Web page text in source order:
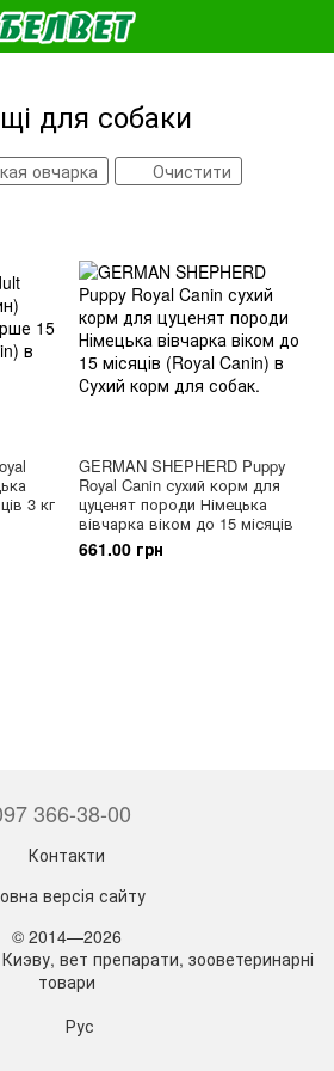
для собаки
овчарка Очистити
3 кг
GERMAN SHEPHERD Puppy
Royal Canin сухий корм для
цуценят породи Німецька
вівчарка віком до 15 місяців
661.00 грн
366-38-00
Контакти
версія сайту
© 2014—2026
вет препарати, зооветеринарні
товари
Рус